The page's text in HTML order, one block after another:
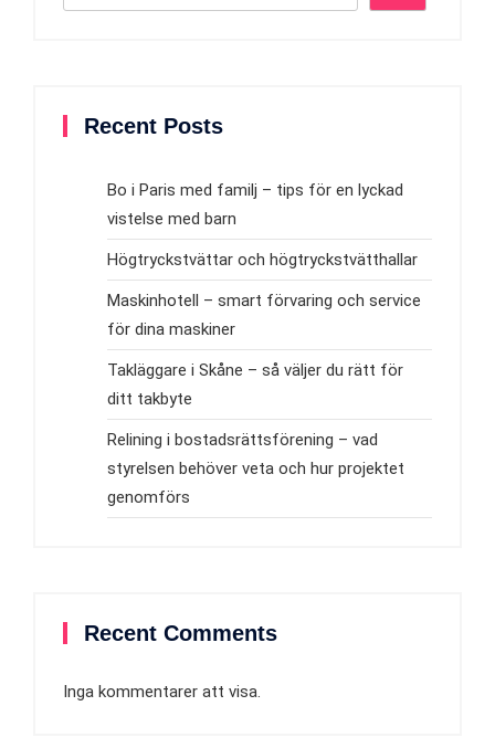
Recent Posts
Bo i Paris med familj – tips för en lyckad
vistelse med barn
Högtryckstvättar och högtryckstvätthallar
Maskinhotell – smart förvaring och service
för dina maskiner
Takläggare i Skåne – så väljer du rätt för
ditt takbyte
Relining i bostadsrättsförening – vad
styrelsen behöver veta och hur projektet
genomförs
Recent Comments
Inga kommentarer att visa.